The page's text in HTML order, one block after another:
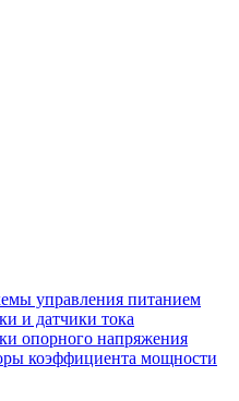
управления питанием
и датчики тока
опорного напряжения
коэффициента мощности